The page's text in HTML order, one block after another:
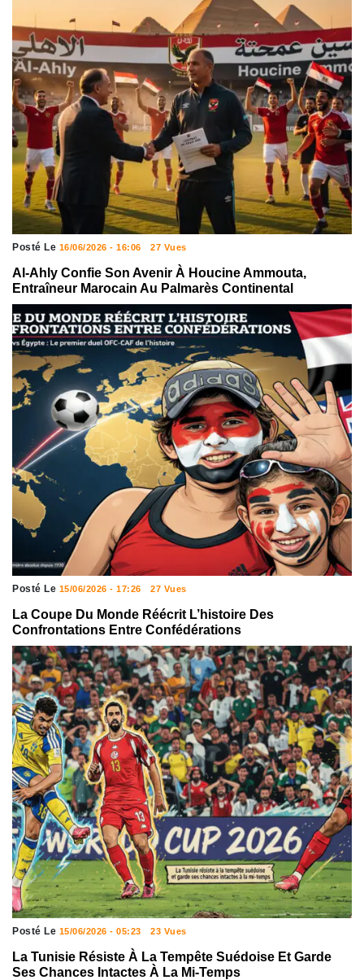
Posté Le 16/06/2026 - 16:06 27 Vues
Al-Ahly Confie Son Avenir À Houcine Ammouta,
Entraîneur Marocain Au Palmarès Continental
Posté Le 15/06/2026 - 17:26 27 Vues
La Coupe Du Monde Réécrit L’histoire Des
Confrontations Entre Confédérations
Posté Le 15/06/2026 - 05:23 23 Vues
La Tunisie Résiste À La Tempête Suédoise Et Garde
Ses Chances Intactes À La Mi-Temps